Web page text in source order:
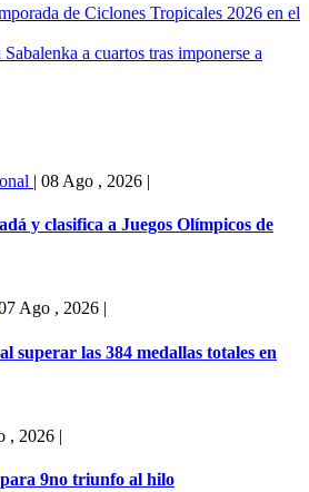
de Ciclones Tropicales 2026 en el
a cuartos tras imponerse a
| 08 Ago , 2026 |
y clasifica a Juegos Olímpicos de
Ago , 2026 |
superar las 384 medallas totales en
, 2026 |
para 9no triunfo al hilo